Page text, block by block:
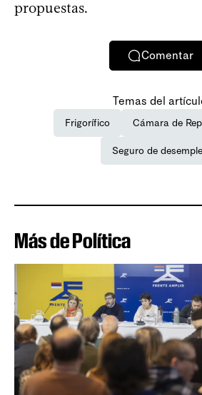
propuestas.
Comentar
Temas del
Frigorífico Cámara de
Seguro de
Más de Política